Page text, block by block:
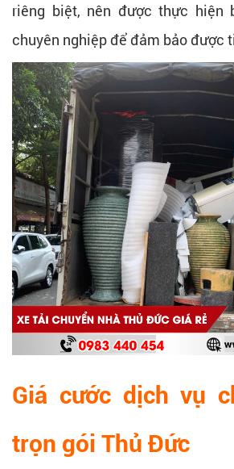
riêng biệt, nên được thực hiện
chuyên nghiệp để đảm bảo được
Giá cước dịch vụ
trọn gói Thủ Đức